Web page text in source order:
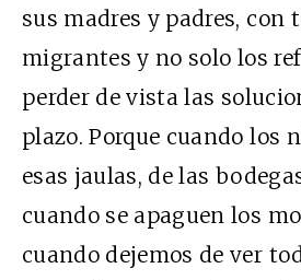
sus madres y padres, con
migrantes y no solo los
perder de vista las
plazo. Porque cuando los
esas jaulas, de las
cuando se apaguen los
cuando dejemos de ver